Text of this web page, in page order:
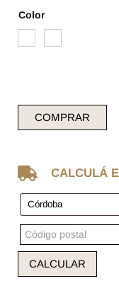
Color
COMPRAR
 CALCULÁ
CALCULAR